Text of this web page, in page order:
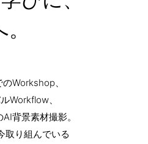
Workshop、
Workflow、
背景素材撮影。
取り組んでいる